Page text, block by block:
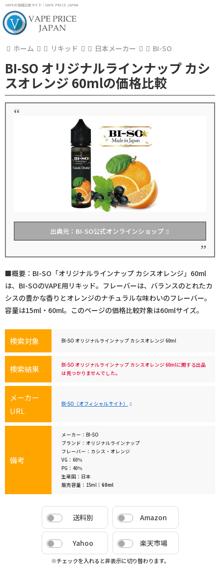
VAPEの価格比較サイト｜VAPE PRICE JAPAN
ホーム リキッド 日本メーカー BI-SO
BI-SO オリジナルラインナップ カシ
スオレンジ 60mlの価格比較
出典元：BI-SO公式オンラインショップ
■概要：BI-SO「オリジナルラインナップ カシスオレンジ」60ml
は、BI-SOのVAPE用リキッド。フレーバーは、バランスのとれたカ
シスの豊かな香りとオレンジのナチュラルな味わいのフレーバー。
容量は15ml・60ml。このページの価格比較対象は60mlサイズ。
検索対象 BI-SO オリジナルラインナップ カシスオレンジ 60ml
検索結果
BI-SO オリジナルラインナップ カシスオレンジ 60mlに関する出品
は見つかりませんでした。
メーカー
URL
BI-SO（オフィシャルサイト）
備考
メーカー：BI-SO
ブランド：オリジナルラインナップ
フレーバー：カシス・オレンジ
VG：60％
PG：40％
生産国：日本
販売容量：15ml｜ 60ml
送料別 Amazon
Yahoo 楽天市場
※チェックを入れると非表示に切り替わります。